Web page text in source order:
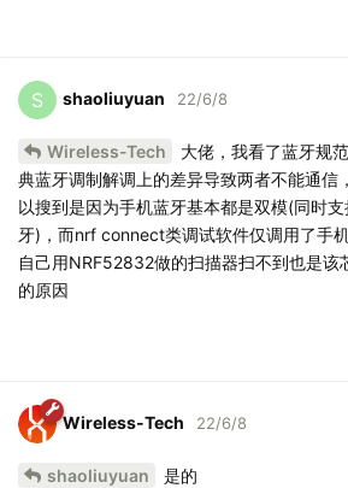
S shaoliuyuan 22/6/8
Wireless-Tech
大佬，我看了蓝牙规
典蓝牙调制解调上的差异导致两者不能通信
以搜到是因为手机蓝牙基本都是双模(同时
牙)，而nrf connect类调试软件仅调用了手
自己用NRF52832做的扫描器扫不到也是该
的原因
Wireless-Tech 22/6/8
shaoliuyuan 是的